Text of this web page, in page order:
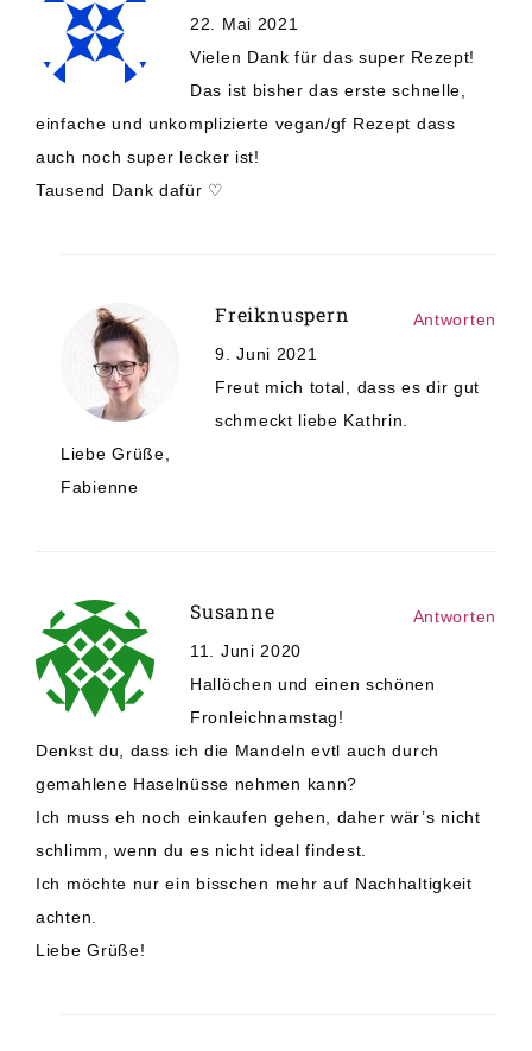
22. Mai 2021
Vielen Dank für das super Rezept!
Das ist bisher das erste schnelle,
einfache und unkomplizierte vegan/gf Rezept dass
auch noch super lecker ist!
Tausend Dank dafür ♡
Freiknuspern
9. Juni 2021
Freut mich total, dass es dir gut
schmeckt liebe Kathrin.
Liebe Grüße,
Fabienne
Antworten
Susanne
11. Juni 2020
Hallöchen und einen schönen
Fronleichnamstag!
Denkst du, dass ich die Mandeln evtl auch durch
gemahlene Haselnüsse nehmen kann?
Ich muss eh noch einkaufen gehen, daher wär’s nicht
schlimm, wenn du es nicht ideal findest.
Ich möchte nur ein bisschen mehr auf Nachhaltigkeit
achten.
Liebe Grüße!
Antworten